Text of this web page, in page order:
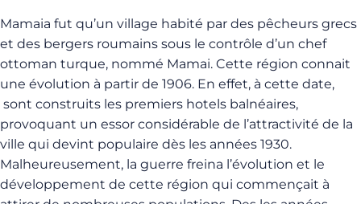
Mamaia fut qu’un village habité par des pêcheurs grecs
et des bergers roumains sous le contrôle d’un chef
ottoman turque, nommé Mamai. Cette région connait
une évolution à partir de 1906. En effet, à cette date,
sont construits les premiers hotels balnéaires,
provoquant un essor considérable de l’attractivité de la
ville qui devint populaire dès les années 1930.
Malheureusement, la guerre freina l’évolution et le
développement de cette région qui commençait à